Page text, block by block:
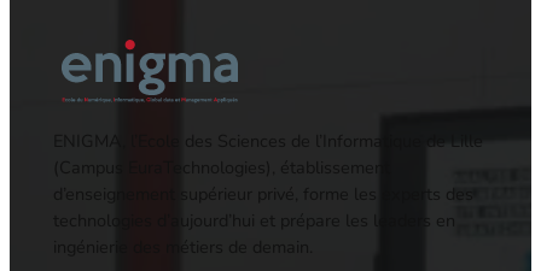
ENIGMA, l’Ecole des Sciences de l’Informatique de Lille
d’enseignement supérieur privé, forme les experts des
technologies d’aujourd’hui et prépare les leaders en